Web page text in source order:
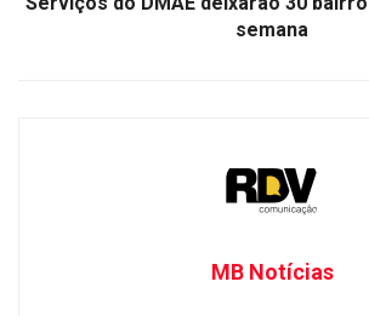
semana
MB Notícias